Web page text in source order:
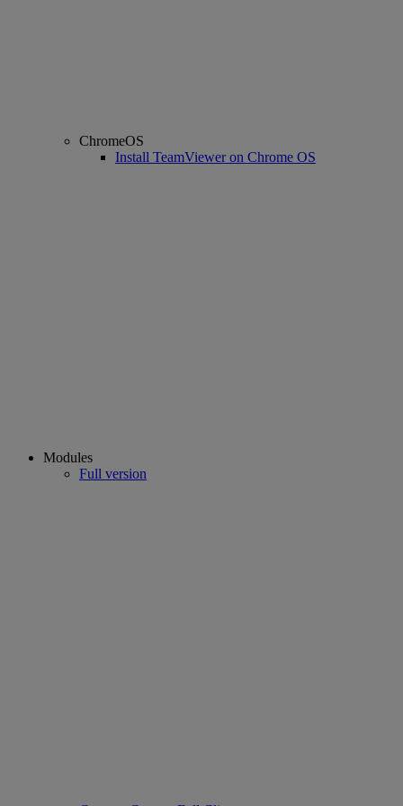
ChromeOS
Install TeamViewer on Chrome OS
Modules
Full version